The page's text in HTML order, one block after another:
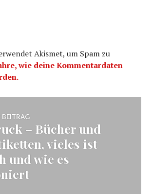
Akismet, um Spam zu
wie deine Kommentardaten
BEITRAG
– Bücher und
vieles ist
und wie es